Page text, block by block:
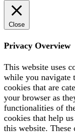
Close
Privacy Overview
This website uses
while you navigate
cookies that are
your browser as
functionalities of
cookies that help
this website.